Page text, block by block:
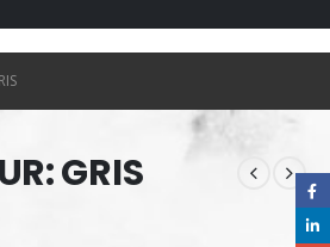
GRIS